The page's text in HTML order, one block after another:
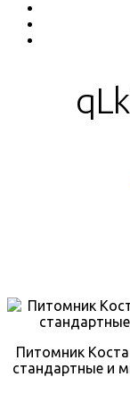
Питомник
стандартные и